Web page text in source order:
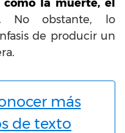
la muerte, el
No obstante, lo
de producir un
más
de texto